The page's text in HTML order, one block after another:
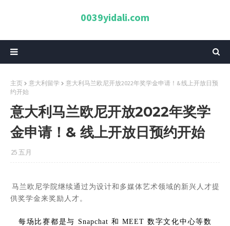
0039yidali.com
主页 意大利留学
意大利马兰欧尼开放2022年奖学金申请！& 线上开放日预
约开始
意大利马兰欧尼开放2022年奖学
金申请！& 线上开放日预约开始
25 五月
马兰欧尼学院继续通过为设计和多媒体艺术领域的新兴人才提
供奖学金来奖励人才。
每场比赛都是与 Snapchat 和 MEET 数字文化中心等数